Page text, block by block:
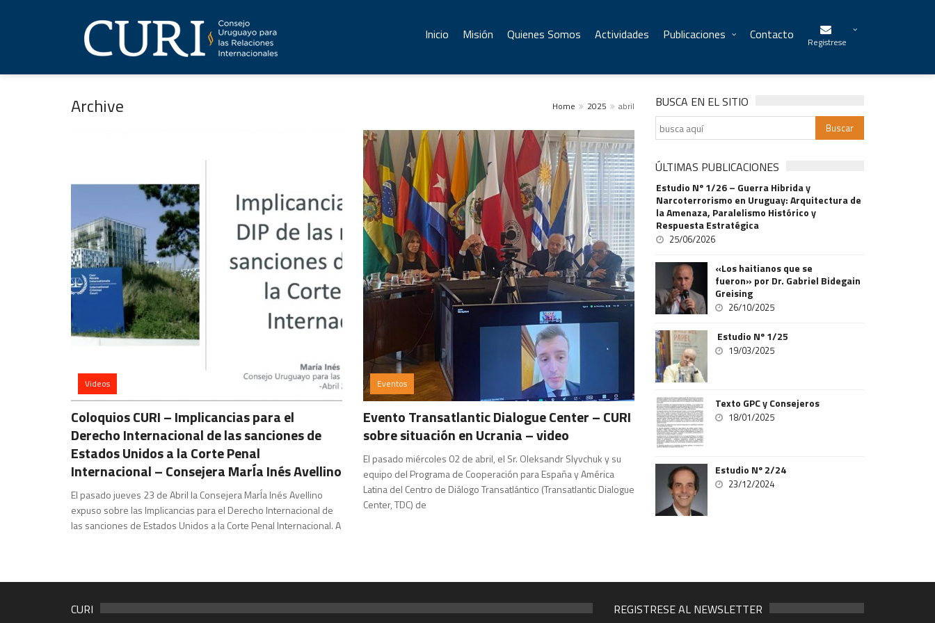
Inicio Misión Quienes Somos Actividades Publicaciones Contacto Registrese
Archive Home 2025 abril
Videos
Coloquios CURI – Implicancias para el
Derecho Internacional de las sanciones de
Estados Unidos a la Corte Penal
Internacional – Consejera MarÍa Inés Avellino
El pasado jueves 23 de Abril la Consejera MarÍa Inés Avellino
expuso sobre las Implicancias para el Derecho Internacional de
las sanciones de Estados Unidos a la Corte Penal Internacional. A
Eventos
Evento Transatlantic Dialogue Center – CURI
sobre situación en Ucrania – video
El pasado miércoles 02 de abril, el Sr. Oleksandr Slyvchuk y su
equipo del Programa de Cooperación para España y América
Latina del Centro de Diálogo Transatlántico (Transatlantic Dialogue
Center, TDC) de
BUSCA EN EL SITIO
ÚLTIMAS PUBLICACIONES
Estudio Nº 1/26 – Guerra Hibrida y
Narcoterrorismo en Uruguay: Arquitectura de
la Amenaza, Paralelismo Histórico y
Respuesta Estratégica
25/06/2026
«Los haitianos que se
fueron» por Dr. Gabriel Bidegain
Greising
26/10/2025
Estudio Nº 1/25
19/03/2025
Texto GPC y Consejeros
18/01/2025
Estudio Nº 2/24
23/12/2024
CURI REGISTRESE AL NEWSLETTER